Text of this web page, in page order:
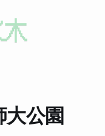
公園